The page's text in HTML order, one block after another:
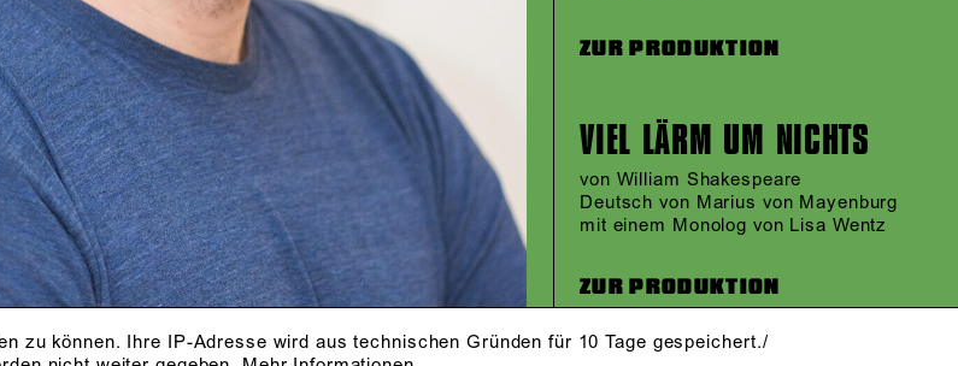
zu können. Ihre IP-Adresse wird aus technischen Gründen für 10 Tage gespeichert./
ZUR PRODUKTION
VIEL LÄRM UM NICHTS
von William Shakespeare
Deutsch von Marius von Mayenburg
mit einem Monolog von Lisa Wentz
ZUR PRODUKTION